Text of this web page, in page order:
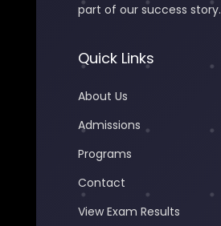
part of our success story.
Quick Links
About Us
Admissions
Programs
Contact
View Exam Results